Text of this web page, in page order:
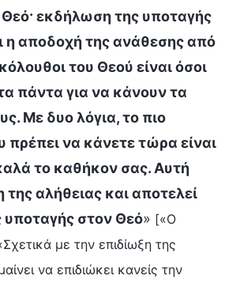
εκδήλωση της υποταγής
η αποδοχή της ανάθεσης από
του Θεού είναι όσοι
πάντα για να κάνουν τα
Με δυο λόγια, το πιο
πρέπει να κάνετε τώρα είναι
το καθήκον σας. Αυτή
της αλήθειας και αποτελεί
στον Θεό» [«Ο
με την επιδίωξη της
να επιδιώκει κανείς την